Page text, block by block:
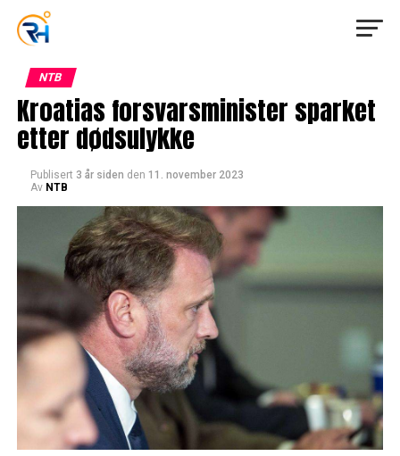
NTB
Kroatias forsvarsminister sparket
etter dødsulykke
Publisert 3 år siden den 11. november 2023
Av NTB